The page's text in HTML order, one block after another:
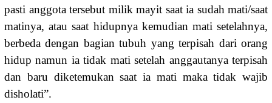
pasti anggota tersebut milik mayit saat ia sudah mati/saat
matinya, atau saat hidupnya kemudian mati setelahnya,
berbeda dengan bagian tubuh yang terpisah dari orang
hidup namun ia tidak mati setelah anggautanya terpisah
dan baru diketemukan saat ia mati maka tidak wajib
disholati”.